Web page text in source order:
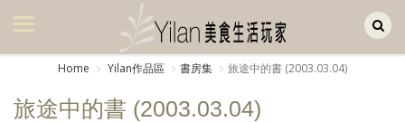
美食集
Home Yilan作品區 書房集 旅途中的書 (2003.03.04)
旅途中的書 (2003.03.04)